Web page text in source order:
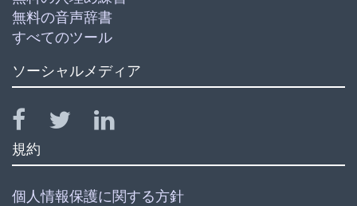
無料の音声辞書
すべてのツール
ソーシャルメディア
規約
個人情報保護に関する方針